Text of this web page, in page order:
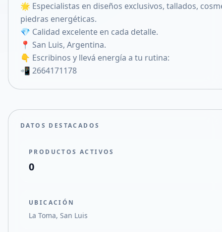
🌟 Especialistas en diseños exclusivos, tallados,
piedras energéticas.
💎 Calidad excelente en cada detalle.
📍 San Luis, Argentina.
👇 Escribinos y llevá energía a tu rutina:
📲 2664171178
DATOS DESTACADOS
PRODUCTOS ACTIVOS
0
UBICACIÓN
La Toma, San Luis